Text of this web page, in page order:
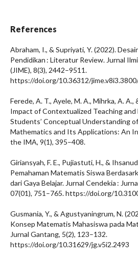
References
Abraham, I., & Supriyati, Y. (2022).
Pendidikan : Literatur Review. Jurnal
(JIME), 8(3), 2442–9511.
https://doi.org/10.36312/
Ferede, A. T., Ayele, M. A., Mihrka, A.
Impact of Contextualized Teaching and
Students’ Conceptual Understanding
Mathematics and Its Applications: An
the IMA, 9(1), 395–408.
Giriansyah, F. E., Pujiastuti, H., &
Pemahaman Matematis Siswa
dari Gaya Belajar. Jurnal Cendekia :
07(01), 751–765. https://doi.org/
Gusmania, Y., & Agustyaningrum, N.
Konsep Matematis Mahasiswa pada
Jurnal Gantang, 5(2), 123–132.
https://doi.org/10.31629/jg.v5i2.2493